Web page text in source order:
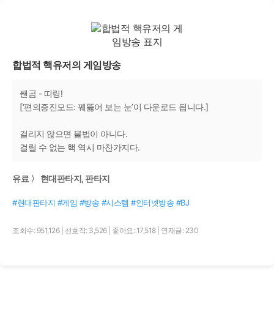
합법적 핵유저의 게임방송
쌘곰 - 띠링!
[‘편의증진모드: 꿰뚫어 보는 눈’이 다운로드 됩니다.]
걸리지 않으면 불법이 아니다.
걸릴 수 없는 핵 역시 마찬가지다.
유료 〉 현대판타지, 판타지
#현대판타지 #게임 #방송 #시스템 #인터넷방송 #BJ
조회수: 951,126 선호작: 3,526 좋아요: 17,518 연재글: 230